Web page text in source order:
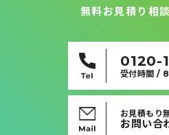
無料お見積り相
0120-
受付時間 /
お見積もり
お問い合